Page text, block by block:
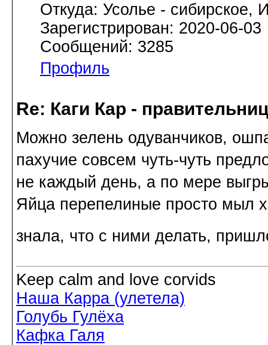
Откуда: Усолье - сибирское,
Зарегистрирован: 2020-06-03
Сообщений: 3285
Профиль
Re: Каги Кар -
Можно зелень одуванчиков,
пахучие совсем чуть-чуть
не каждый день, а по мере
Яйца перепелиные просто мыл
знала, что с ними делать,
Keep calm and love corvids
Наша Карра (улетела)
Голубь Гулёха
Кафка Галя